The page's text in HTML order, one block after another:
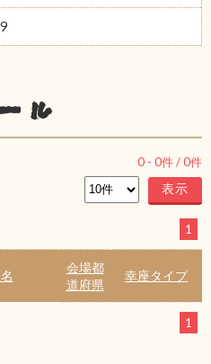
ル
0 - 0件 /0件
1
会場都
道府県
幸座タイプ
1